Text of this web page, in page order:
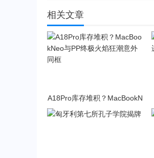
相关文章
A18Pro库存堆积？MacBookN
eo与PP终极火焰狂潮意外同
框